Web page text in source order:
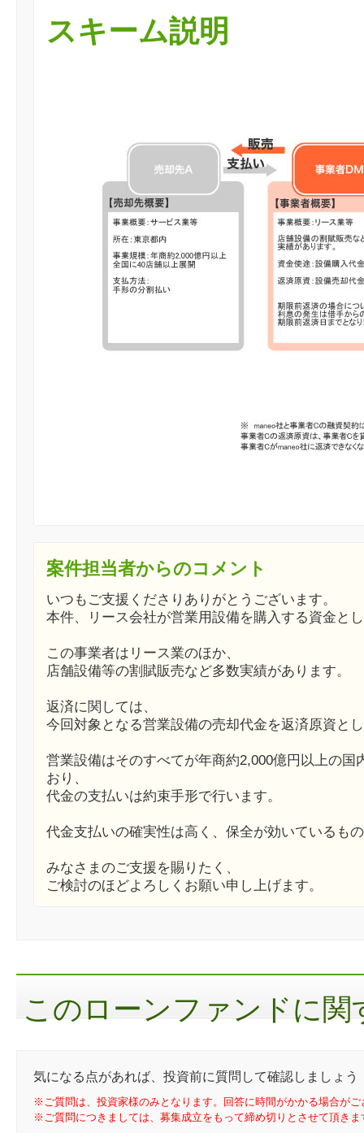
スキーム説明
案件担当者からのコメント
いつもご支援くださりありがとうございます。
本件、リース会社が営業用設備を購入する資金と
この事業者はリース業のほか、
店舗設備等の割賦販売など多数実績があります。
返済に関しては、
今回対象となる営業設備の売却代金を返済原資と
営業設備はそのすべてが年商約2,000億円以上の国
おり、
代金の支払いは約束手形で行います。
代金支払いの確実性は高く、保全が効いているも
みなさまのご支援を賜りたく、
ご検討のほどよろしくお願い申し上げます。
このローンファンドに関
気になる点があれば、投資前に質問して確認しましょう
※ご質問は、投資家様のみとなります。回答に時間がかかる場合が
※ご質問につきましては、募集成立をもって締め切りとさせて頂きま